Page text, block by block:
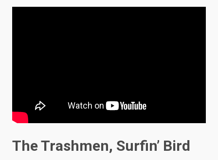
The Trashmen, Surfin’ Bird